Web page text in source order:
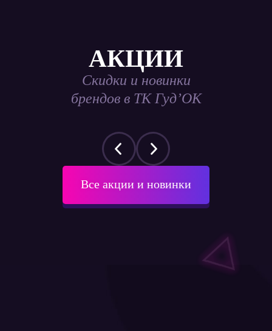
АКЦИИ
Скидки и новинки
брендов в ТК Гуд’ОК
Все акции и новинки